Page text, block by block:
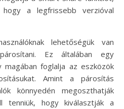
a legfrissebb verzióval
lehetőségük van
Ez általában egy
foglalja az eszközök
Amint a párosítás
könnyedén megoszthatják
tenniük, hogy kiválasztják a